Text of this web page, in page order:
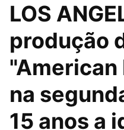
LOS
produção
na
15 anos a